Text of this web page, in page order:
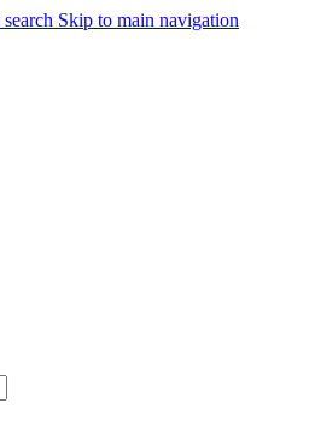
Skip to main navigation